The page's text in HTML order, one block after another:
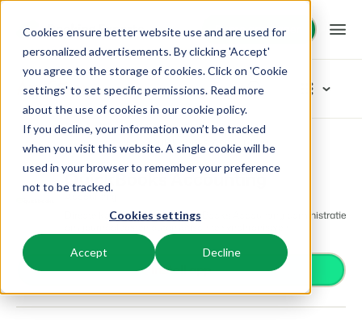
Cookies ensure better website use and are used for
personalized advertisements. By clicking 'Accept'
you agree to the storage of cookies. Click on 'Cookie
settings' to set specific permissions. Read more
about the use of cookies in our cookie policy.
If you decline, your information won’t be tracked
when you visit this website. A single cookie will be
used in your browser to remember your preference
not to be tracked.
Cookies settings
Accept Decline
Demo aanvragen
Demo aanvragen
Platform
BEX PMS
Reserveringssysteem
Beheer alle back office processen.
Adverteer jouw aanbod op een mix van kanalen.
Oplossingen
Booking Experts voor:
Villa's, bungalows, chalets en boomhutten.
Hotelkamers, appartementen, B&Bs en pensions.
Resources
Kennis
BEX Educate | Pro
Blijven leren, blijven leiden in de recreatie.
Prijzen
Klantverhalen
App Store
Blader door de categorieën
Toegangscontrole
Betaalproviders
Ontvang betalingen
Distributie
Plaats je aanbod op een mix van kanalen
Gasttechnologie
Verbeter de gastbeleving
App Store Accounting QuickBooks Accounting
QuickBooks Accounting
Directe koppeling met je QuickBooks Accounting administratie
Install app